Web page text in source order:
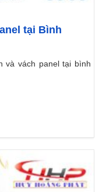
tại Bình
và vách panel tại bình